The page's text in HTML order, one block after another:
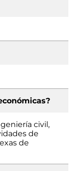
civil,
de
de